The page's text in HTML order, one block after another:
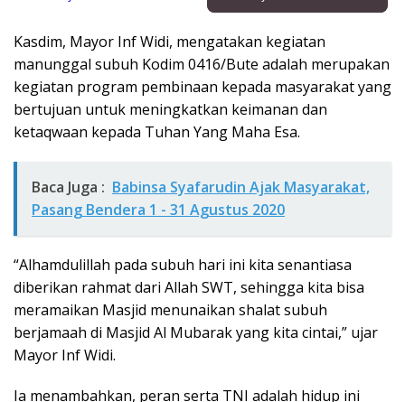
Kasdim, Mayor Inf Widi, mengatakan kegiatan
manunggal subuh Kodim 0416/Bute adalah merupakan
kegiatan program pembinaan kepada masyarakat yang
bertujuan untuk meningkatkan keimanan dan
ketaqwaan kepada Tuhan Yang Maha Esa.
Baca Juga : Babinsa Syafarudin Ajak Masyarakat,
Pasang Bendera 1 - 31 Agustus 2020
“Alhamdulillah pada subuh hari ini kita senantiasa
diberikan rahmat dari Allah SWT, sehingga kita bisa
meramaikan Masjid menunaikan shalat subuh
berjamaah di Masjid Al Mubarak yang kita cintai,” ujar
Mayor Inf Widi.
Ia menambahkan, peran serta TNI adalah hidup ini